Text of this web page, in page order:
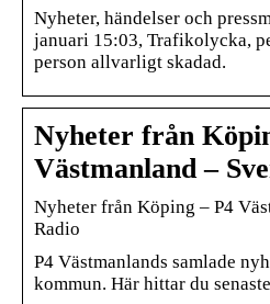
Nyheter, händelser och
januari 15:03, Trafikolycka,
person allvarligt skadad.
Nyheter från
Västmanland –
Nyheter från Köping – P4
Radio
P4 Västmanlands samlade
kommun. Här hittar du